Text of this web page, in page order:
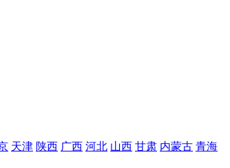
天津 陕西 广西 河北 山西 甘肃 内蒙古 青海